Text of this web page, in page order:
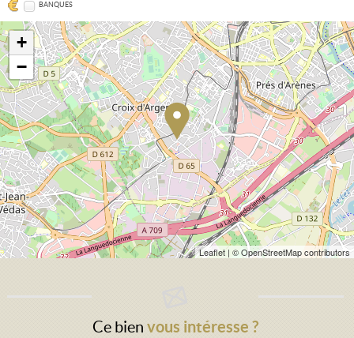
BANQUES
+
−
Leaflet | © OpenStreetMap contributors
Ce bien vous intéresse ?